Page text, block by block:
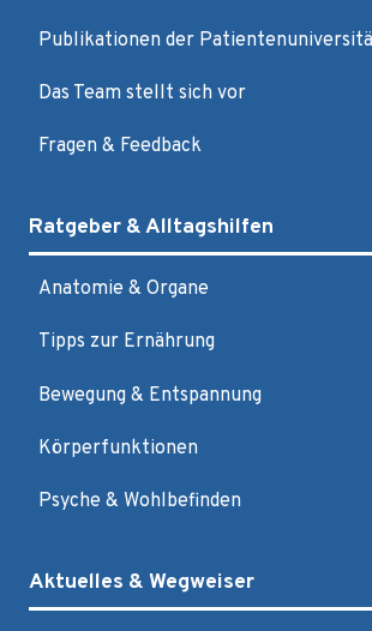
Publikationen der
Das Team stellt sich vor
Fragen & Feedback
Ratgeber & Alltagshilfen
Anatomie & Organe
Tipps zur Ernährung
Bewegung & Entspannung
Körperfunktionen
Psyche & Wohlbefinden
Aktuelles & Wegweiser